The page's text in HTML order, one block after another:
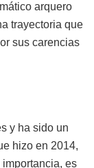
arquero
trayectoria que
sus carencias
y ha sido un
hizo en 2014,
es